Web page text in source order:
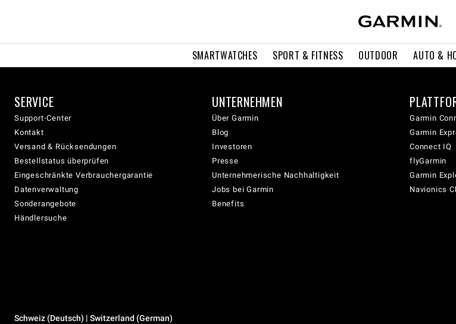
SMARTWATCHES SPORT & FITNESS OUTDOOR AUTO &
SERVICE
Support-Center
Kontakt
Versand & Rücksendungen
Bestellstatus überprüfen
Eingeschränkte Verbrauchergarantie
Datenverwaltung
Sonderangebote
Händlersuche
UNTERNEHMEN
Über Garmin
Blog
Investoren
Presse
Unternehmerische Nachhaltigkeit
Jobs bei Garmin
Benefits
Garmin
Garmin
Connect IQ
flyGarmin
Garmin
Navionics
Schweiz (Deutsch) | Switzerland (German)